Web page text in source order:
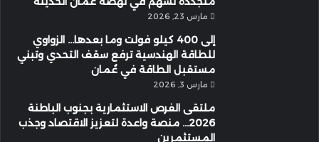
مارس 23, 2026
إلى 400 كيلو فولت وما بعدها… الزواوي
للطاقة الهندسية ترفع سقف التحدي وتبني
مستقبل الطاقة في عُمان
مارس 3, 2026
ملتقى الفرص الاستثمارية بجنوب الباطنة
2026… منصة واعدة لتعزيز الاقتصاد وجذب
المستثمرين